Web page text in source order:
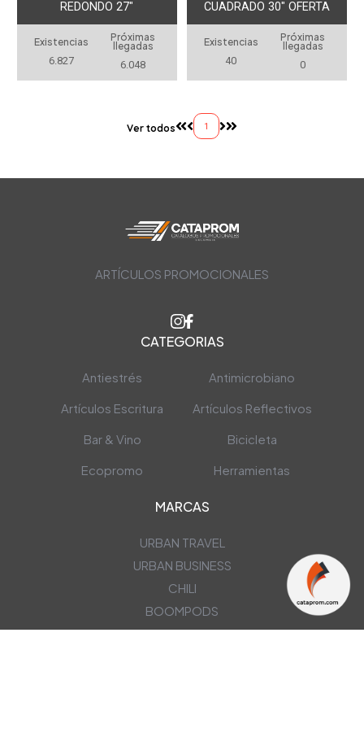
REDONDO 27"
Existencias
6.827
Próximas
llegadas
6.048
CUADRADO 30" OFERTA
Existencias
40
Próximas
llegadas
0
Ver todos 1
ARTÍCULOS PROMOCIONALES
CATEGORIAS
Antiestrés
Antimicrobiano
Artículos Escritura
Artículos Reflectivos
Bar & Vino
Bicicleta
Ecopromo
Herramientas
MARCAS
URBAN TRAVEL
URBAN BUSINESS
CHILI
BOOMPODS